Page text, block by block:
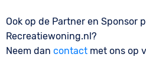
Ook op de Partner en Sponsor
Recreatiewoning.nl?
Neem dan contact met ons op